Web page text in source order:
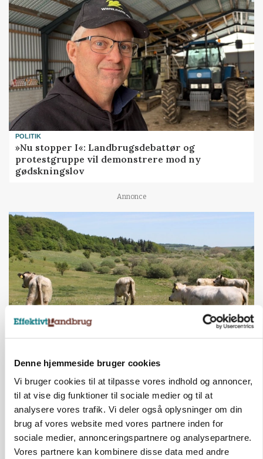
Denne hjemmeside bruger cookies
Vi bruger cookies til at tilpasse vores indhold og annoncer,
til at vise dig funktioner til sociale medier og til at
analysere vores trafik. Vi deler også oplysninger om din
brug af vores website med vores partnere inden for
sociale medier, annonceringspartnere og analysepartnere.
Vores partnere kan kombinere disse data med andre
POLITIK
»Nu stopper I«: Landbrugsdebattør og
protestgruppe vil demonstrere mod ny
gødskningslov
Annonce
Snart kan man søge tilskud til naturprojekter
Annonce
PLANTER
Før såmaskinen kører: Her er efterårets største
skadedyrsrisici